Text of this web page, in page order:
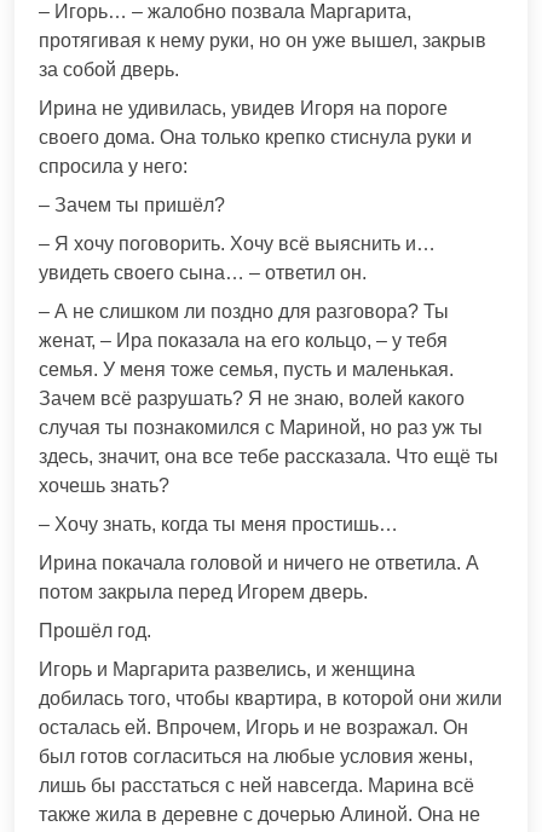
– Игорь… – жалобно позвала Маргарита,
протягивая к нему руки, но он уже вышел, закрыв
за собой дверь.
Ирина не удивилась, увидев Игоря на пороге
своего дома. Она только крепко стиснула руки и
спросила у него:
– Зачем ты пришёл?
– Я хочу поговорить. Хочу всё выяснить и…
увидеть своего сына… – ответил он.
– А не слишком ли поздно для разговора? Ты
женат, – Ира показала на его кольцо, – у тебя
семья. У меня тоже семья, пусть и маленькая.
Зачем всё разрушать? Я не знаю, волей какого
случая ты познакомился с Мариной, но раз уж ты
здесь, значит, она все тебе рассказала. Что ещё ты
хочешь знать?
– Хочу знать, когда ты меня простишь…
Ирина покачала головой и ничего не ответила. А
потом закрыла перед Игорем дверь.
Прошёл год.
Игорь и Маргарита развелись, и женщина
добилась того, чтобы квартира, в которой они жили
осталась ей. Впрочем, Игорь и не возражал. Он
был готов согласиться на любые условия жены,
лишь бы расстаться с ней навсегда. Марина всё
также жила в деревне с дочерью Алиной. Она не